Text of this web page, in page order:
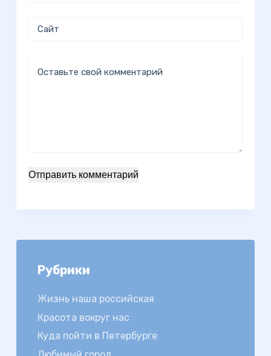
Сайт
Оставьте свой комментарий
Отправить комментарий
Рубрики
Жизнь наша российская
Красота вокруг нас
Куда пойти в Петербурге